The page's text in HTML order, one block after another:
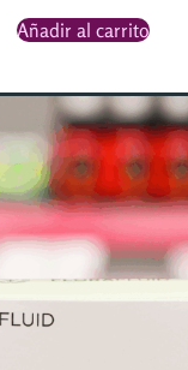
Añadir al carrito